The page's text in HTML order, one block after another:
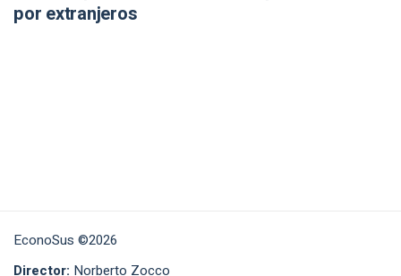
por extranjeros
EconoSus ©2026
Director: Norberto Zocco